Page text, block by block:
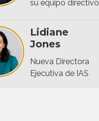
su equipo directivo
Lidiane
Jones
Nueva Directora
Ejecutiva de IAS